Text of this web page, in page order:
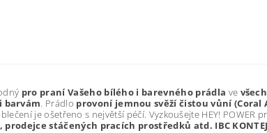
pro praní Vašeho bílého i barevného prádla ve
barvám. Prádlo provoní jemnou svěží čistou vůní (Coral
je ošetřeno s největší péčí. Vyzkoušejte HEY! POWER
prodejce stáčených pracích prostředků atd. IBC